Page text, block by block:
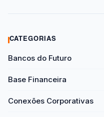
CATEGORIAS
Bancos do Futuro
Base Financeira
Conexões Corporativas